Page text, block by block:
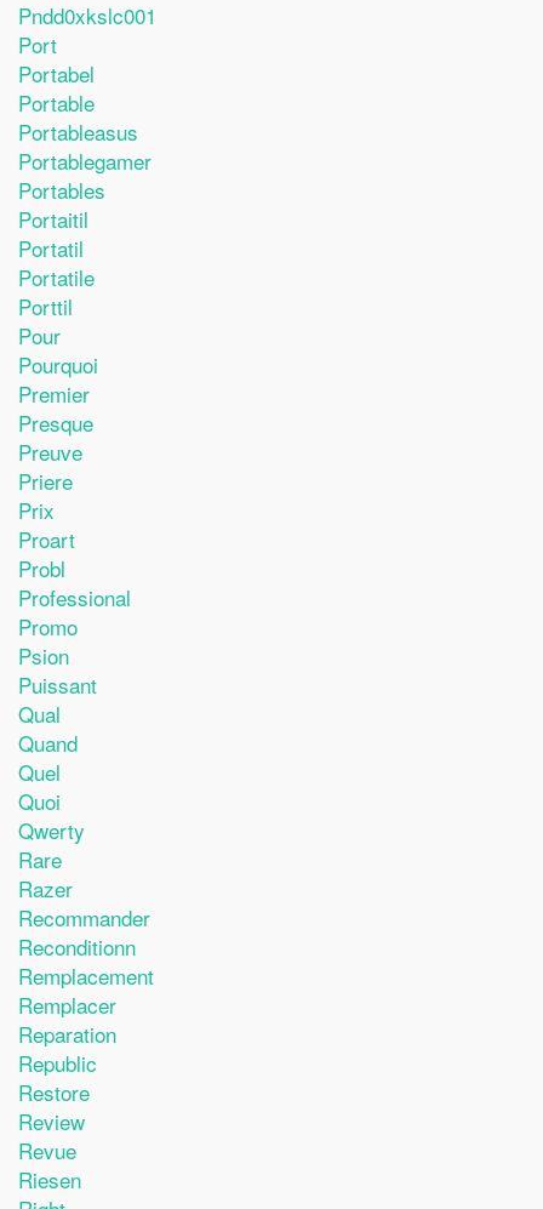
Pndd0xkslc001
Port
Portabel
Portable
Portableasus
Portablegamer
Portables
Portaitil
Portatil
Portatile
Porttil
Pour
Pourquoi
Premier
Presque
Preuve
Priere
Prix
Proart
Probl
Professional
Promo
Psion
Puissant
Qual
Quand
Quel
Quoi
Qwerty
Rare
Razer
Recommander
Reconditionn
Remplacement
Remplacer
Reparation
Republic
Restore
Review
Revue
Riesen